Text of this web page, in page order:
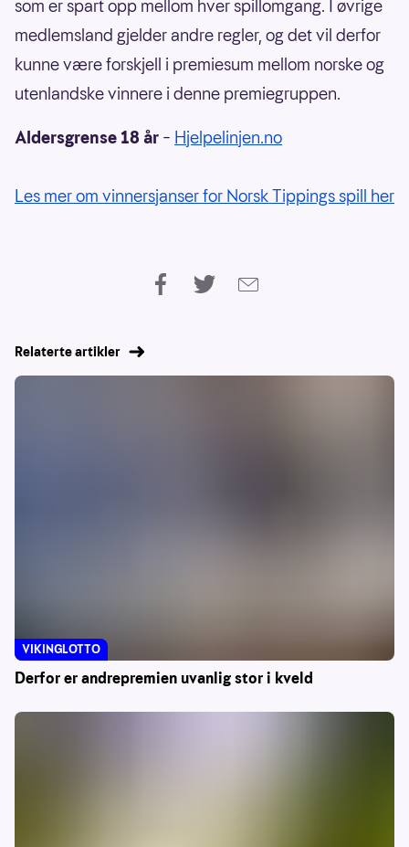
som er spart opp mellom hver spillomgang. I øvrige
medlemsland gjelder andre regler, og det vil derfor
kunne være forskjell i premiesum mellom norske og
utenlandske vinnere i denne premiegruppen.
Aldersgrense 18 år – Hjelpelinjen.no
Les mer om vinnersjanser for Norsk Tippings spill her
Relaterte artikler
Derfor er andrepremien uvanlig stor i kveld
VIKINGLOTTO